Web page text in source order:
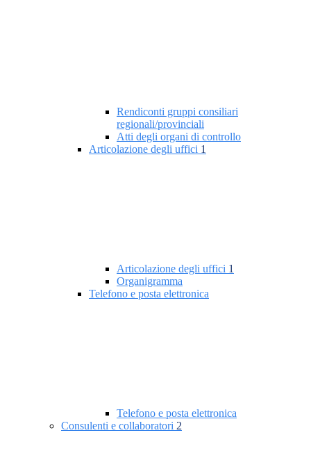
Rendiconti gruppi consiliari
regionali/provinciali
Atti degli organi di controllo
Articolazione degli uffici 1
Articolazione degli uffici 1
Organigramma
Telefono e posta elettronica
Telefono e posta elettronica
Consulenti e collaboratori 2